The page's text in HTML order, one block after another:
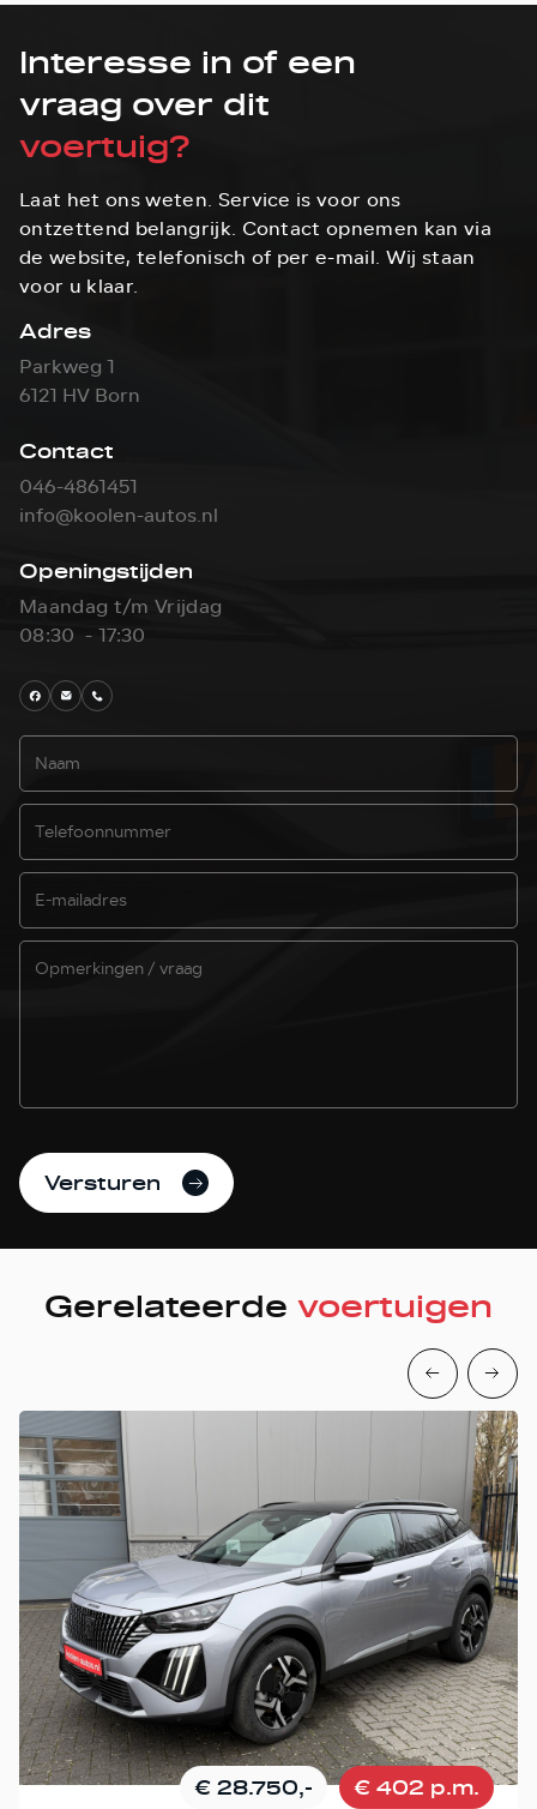
Interesse in of een
vraag over dit
voertuig?
Laat het ons weten. Service is voor ons
ontzettend belangrijk. Contact opnemen kan via
de website, telefonisch of per e-mail. Wij staan
voor u klaar.
Adres
Parkweg 1
6121 HV Born
Contact
046-4861451
info@koolen-autos.nl
Openingstijden
Maandag t/m Vrijdag
08:30 - 17:30
Versturen
Gerelateerde voertuigen
€ 28.750,- € 402 p.m.